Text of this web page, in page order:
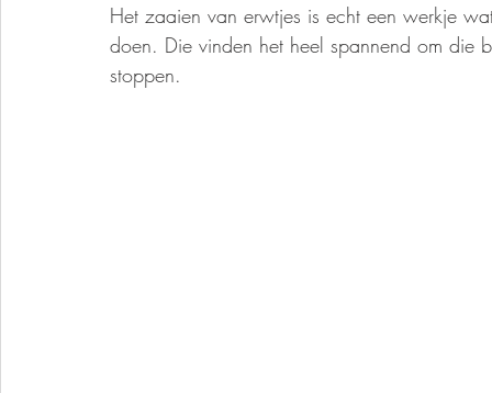
Het zaaien van erwtjes is echt een werkje
doen. Die vinden het heel spannend om die
stoppen.